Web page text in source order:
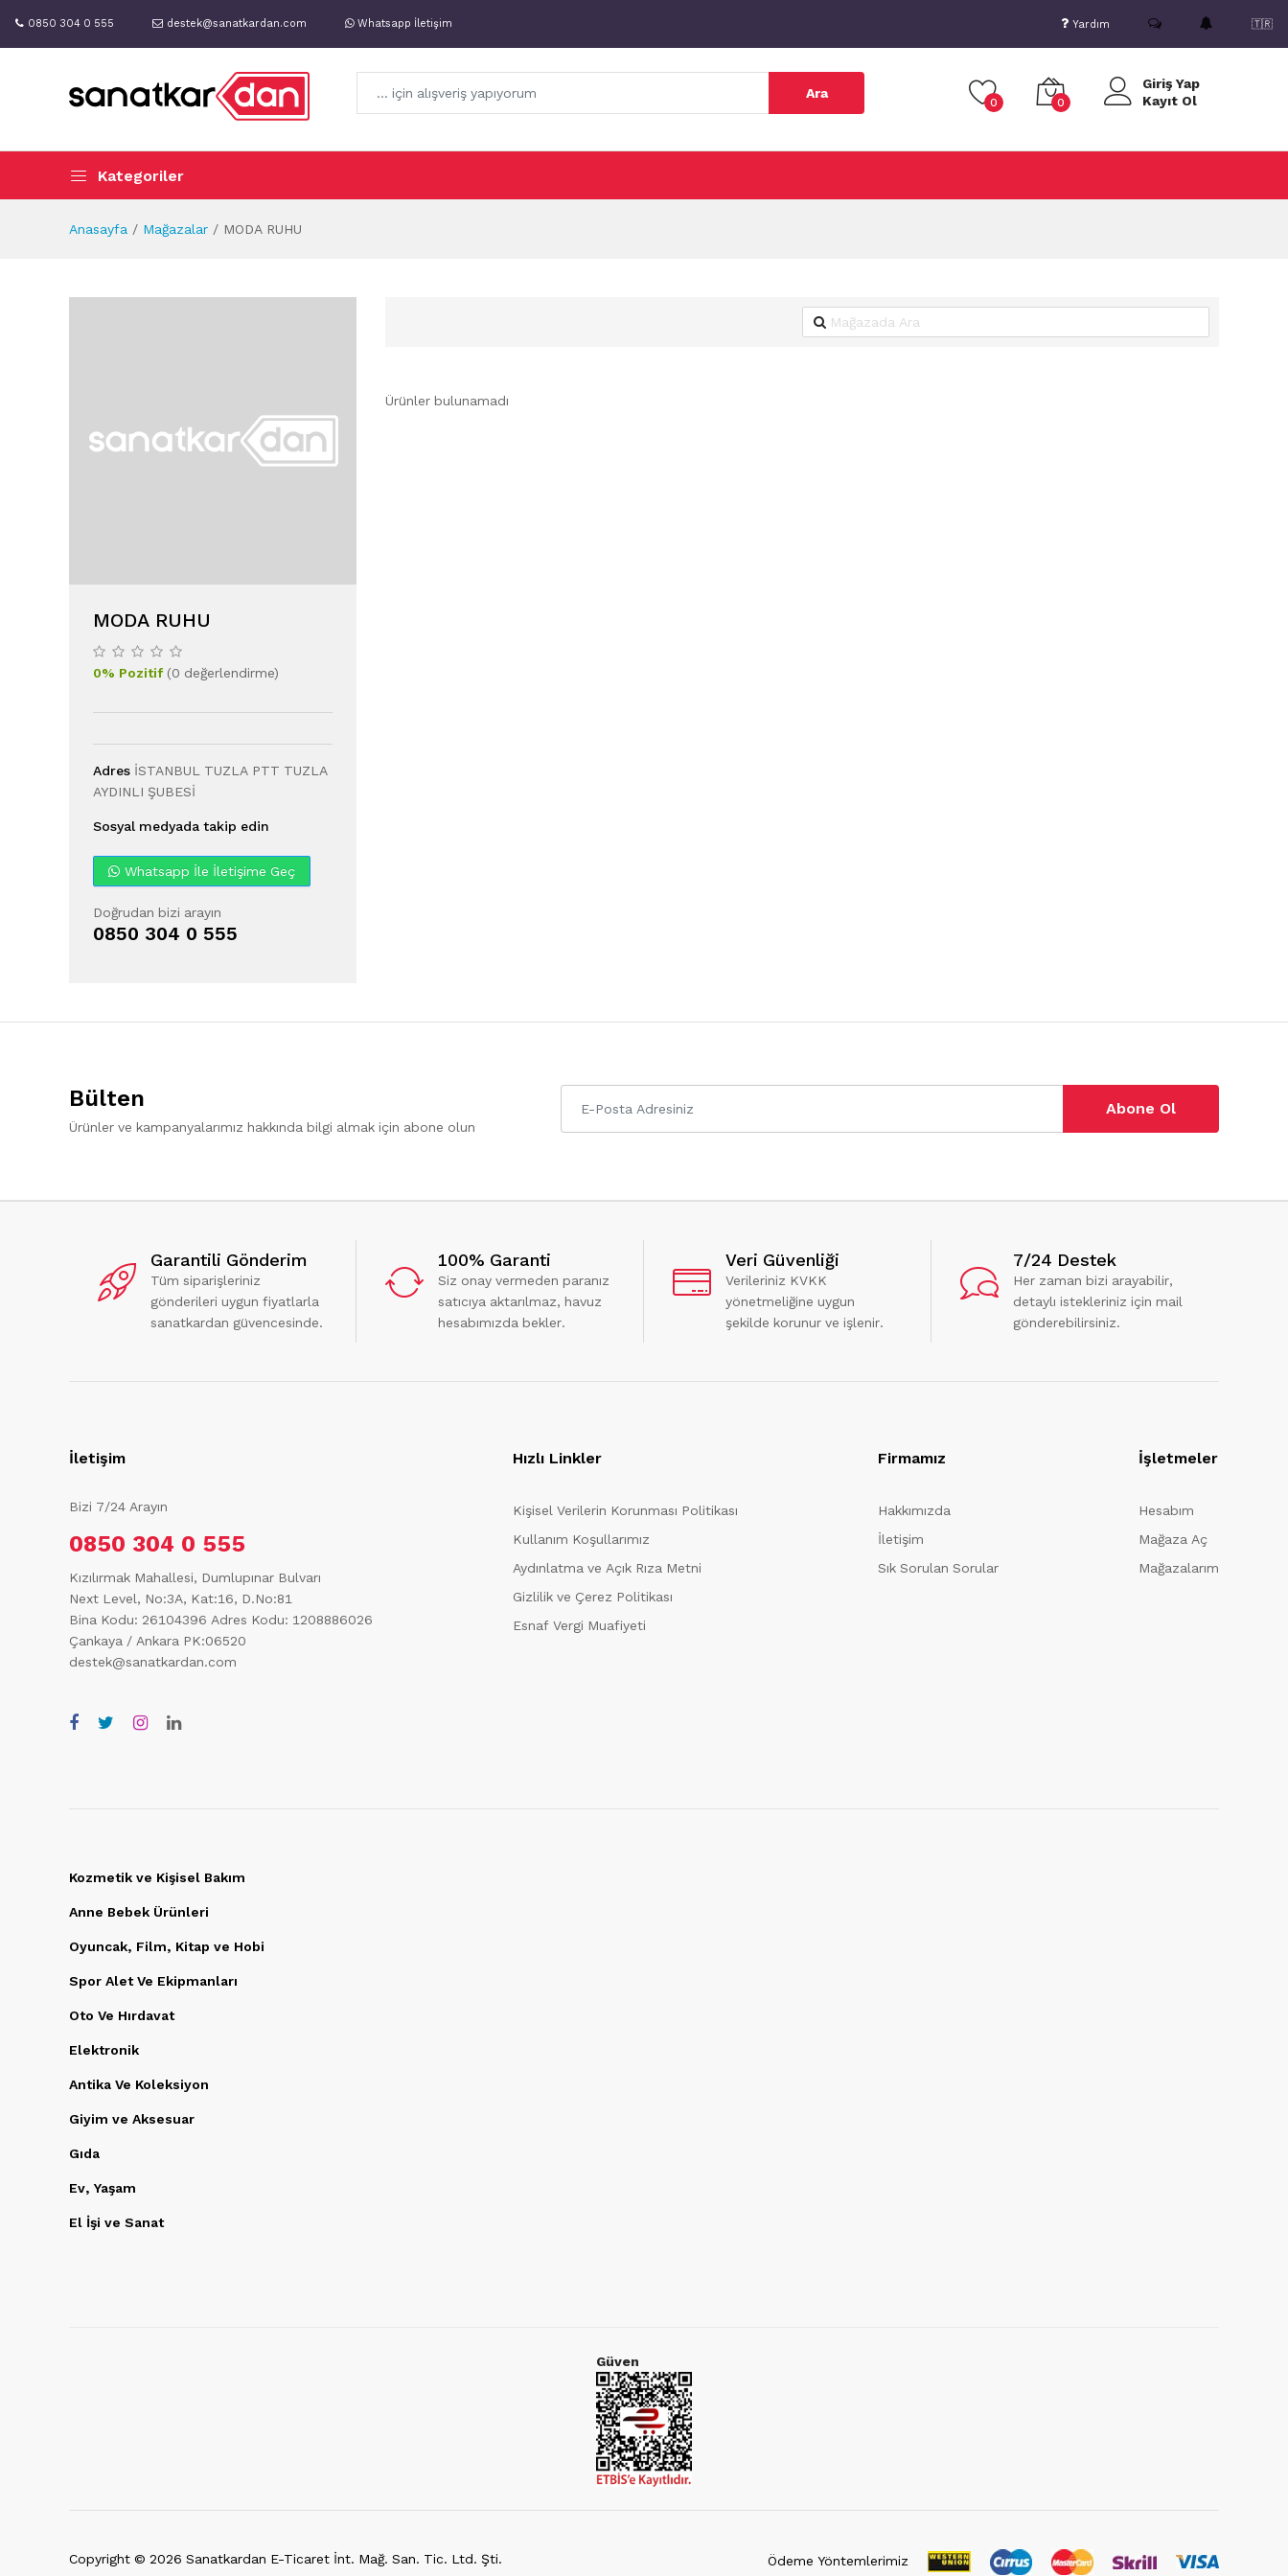
0850 304 0 555 destek@sanatkardan.com Whatsapp İletişim Yardım 🇹🇷
Ara
0 0
Giriş Yap
Kayıt Ol
Kategoriler
Anasayfa Mağazalar MODA RUHU
MODA RUHU
0% Pozitif(0 değerlendirme)
Adres İSTANBUL TUZLA PTT TUZLA
AYDINLI ŞUBESİ
Sosyal medyada takip edin
Whatsapp İle İletişime Geç
Doğrudan bizi arayın
0850 304 0 555
Ürünler bulunamadı
Bülten
Ürünler ve kampanyalarımız hakkında bilgi almak için abone olun
Abone Ol
Garantili Gönderim
Tüm siparişleriniz
gönderileri uygun fiyatlarla
sanatkardan güvencesinde.
100% Garanti
Siz onay vermeden paranız
satıcıya aktarılmaz, havuz
hesabımızda bekler.
Veri Güvenliği
Verileriniz KVKK
yönetmeliğine uygun
şekilde korunur ve işlenir.
7/24 Destek
Her zaman bizi arayabilir,
detaylı istekleriniz için mail
gönderebilirsiniz.
İletişim
Bizi 7/24 Arayın
0850 304 0 555
Kızılırmak Mahallesi, Dumlupınar Bulvarı
Next Level, No:3A, Kat:16, D.No:81
Bina Kodu: 26104396 Adres Kodu: 1208886026
Çankaya / Ankara PK:06520
destek@sanatkardan.com
Hızlı Linkler
Kişisel Verilerin Korunması Politikası
Kullanım Koşullarımız
Aydınlatma ve Açık Rıza Metni
Gizlilik ve Çerez Politikası
Esnaf Vergi Muafiyeti
Firmamız
Hakkımızda
İletişim
Sık Sorulan Sorular
İşletmeler
Hesabım
Mağaza Aç
Mağazalarım
Kozmetik ve Kişisel Bakım
Anne Bebek Ürünleri
Oyuncak, Film, Kitap ve Hobi
Spor Alet Ve Ekipmanları
Oto Ve Hırdavat
Elektronik
Antika Ve Koleksiyon
Giyim ve Aksesuar
Gıda
Ev, Yaşam
El İşi ve Sanat
Güven
Copyright © 2026 Sanatkardan E-Ticaret İnt. Mağ. San. Tic. Ltd. Şti. Ödeme Yöntemlerimiz